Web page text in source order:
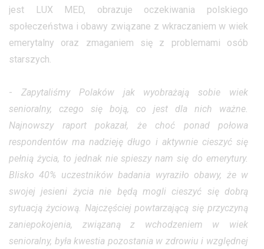
jest LUX MED, obrazuje oczekiwania polskiego
społeczeństwa i obawy związane z wkraczaniem w wiek
emerytalny oraz zmaganiem się z problemami osób
starszych.
- Zapytaliśmy Polaków jak wyobrażają sobie wiek
senioralny, czego się boją, co jest dla nich ważne.
Najnowszy raport pokazał, że choć ponad połowa
respondentów ma nadzieję długo i aktywnie cieszyć się
pełnią życia, to jednak nie spieszy nam się do emerytury.
Blisko 40% uczestników badania wyraziło obawy, że w
swojej jesieni życia nie będą mogli cieszyć się dobrą
sytuacją życiową. Najczęściej powtarzającą się przyczyną
zaniepokojenia, związaną z wchodzeniem w wiek
senioralny, była kwestia pozostania w zdrowiu i względnej